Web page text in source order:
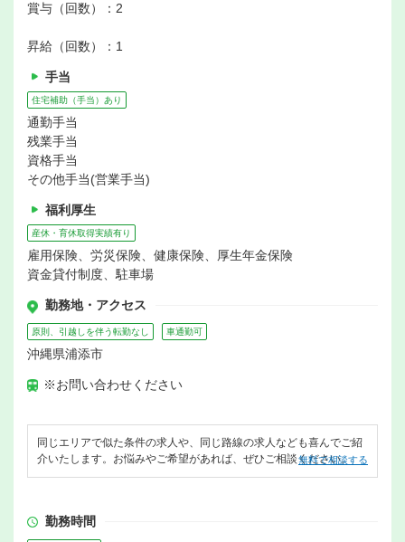
賞与（回数）：2
昇給（回数）：1
手当
住宅補助（手当）あり
通勤手当
残業手当
資格手当
その他手当(営業手当)
福利厚生
産休・育休取得実績有り
雇用保険、労災保険、健康保険、厚生年金保険
資金貸付制度、駐車場
勤務地・アクセス
原則、引越しを伴う転勤なし 車通勤可
沖縄県浦添市
※お問い合わせください
同じエリアで似た条件の求人や、同じ路線の求人なども喜んでご紹
介いたします。お悩みやご希望があれば、ぜひご相談ください。
無料で相談する
勤務時間